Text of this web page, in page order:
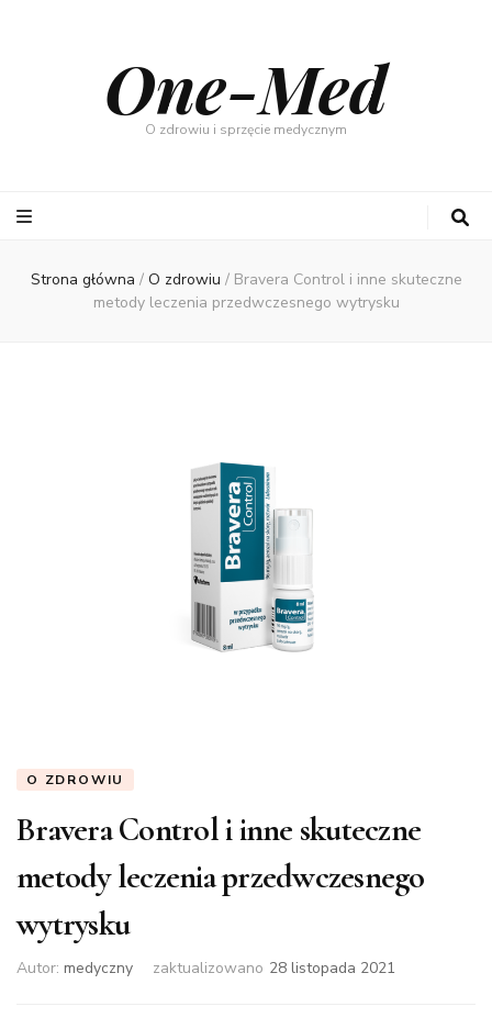
One-Med
O zdrowiu i sprzęcie medycznym
Strona główna / O zdrowiu / Bravera Control i inne skuteczne
metody leczenia przedwczesnego wytrysku
O ZDROWIU
Bravera Control i inne skuteczne
metody leczenia przedwczesnego
wytrysku
Autor: medyczny zaktualizowano 28 listopada 2021